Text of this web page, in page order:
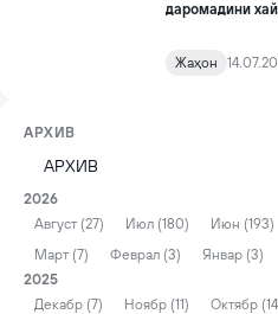
даромадини
Жаҳон
АРХИВ
2026
Август (27)
Июл (180) Июн (193)
Март (7)
Феврал (3)
Январ (3)
2025
Декабр (7)
Ноябр (11) Октябр